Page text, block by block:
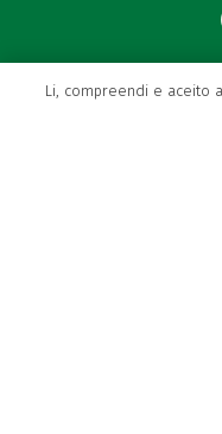
Li, compreendi e aceito a